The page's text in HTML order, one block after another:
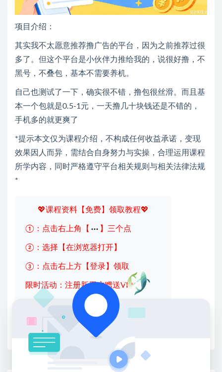
项目介绍：
其实我不太愿意推荐撸广告的平台，因为之前推荐过很
多了。但这个平台是小伙伴力推给我的，说很好撸，不
黑号，不叠包，基本不需要养机。
自己也测试了一下，确实很不错，撸包很丝滑。而且基
本一个包就是0.5-1元，一天撸几十块钱还是不错的，
手机多的就更爽了
*提示本文仅为课程介绍，不构成任何收益承诺，变现
效果因人而异，需结合自身努力与实操，合理运用课程
所学内容，同时严格遵守平台相关规则与相关法律法规
*
💖课程资料【免费】领取教程💖
①：点击右上角【 】三个点
②：选择【在浏览器打开】
③：点击右上方【登录】领取
限时活动：注册新用户赠送VIP
收藏 链接